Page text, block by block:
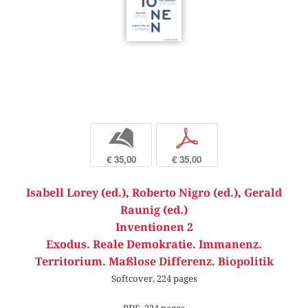
b
€ 35,00
p
€ 35,00
Isabell Lorey (ed.), Roberto Nigro (ed.), Gerald
Raunig (ed.)
Inventionen 2
Exodus. Reale Demokratie. Immanenz.
Territorium. Maßlose Differenz. Biopolitik
Softcover, 224 pages